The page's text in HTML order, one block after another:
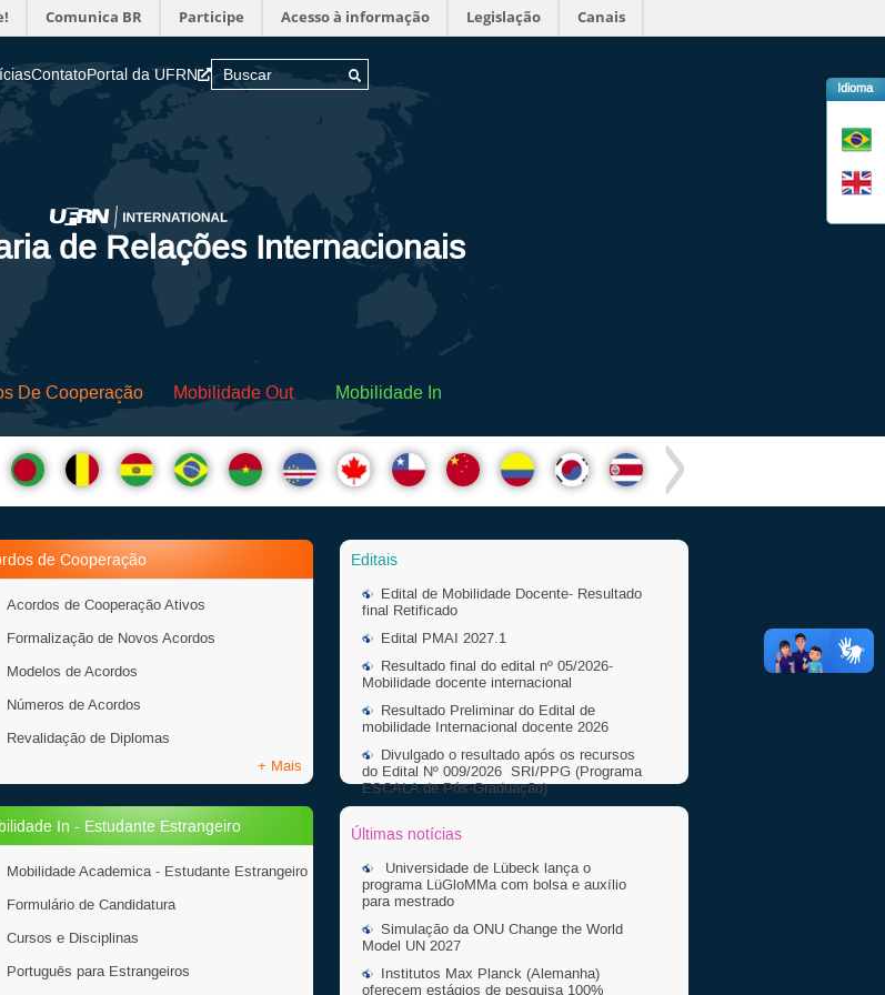
Comunica BR Participe Acesso à informação Legislação Canais
Idioma
ContatoPortal da UFRN
de Relações Internacionais
De Cooperação Mobilidade Out Mobilidade In
de Cooperação
Acordos de Cooperação Ativos
Formalização de Novos Acordos
Modelos de Acordos
Números de Acordos
Revalidação de Diplomas
+ Mais
Editais
Edital de Mobilidade Docente- Resultado
final Retificado
Edital PMAI 2027.1
Resultado final do edital nº 05/2026-
Mobilidade docente internacional
Resultado Preliminar do Edital de
mobilidade Internacional docente 2026
Divulgado o resultado após os recursos
do Edital Nº 009/2026  SRI/PPG (Programa
ESCALA de Pós-Graduação)
009/2026  SRI/PPG (Programa ESCALA de
In - Estudante Estrangeiro
Mobilidade Academica - Estudante Estrangeiro
Formulário de Candidatura
Cursos e Disciplinas
Português para Estrangeiros
Últimas notícias
Universidade de Lübeck lança o
programa LüGloMMa com bolsa e auxílio
para mestrado
Simulação da ONU Change the World
Model UN 2027
Institutos Max Planck (Alemanha)
oferecem estágios de pesquisa 100%